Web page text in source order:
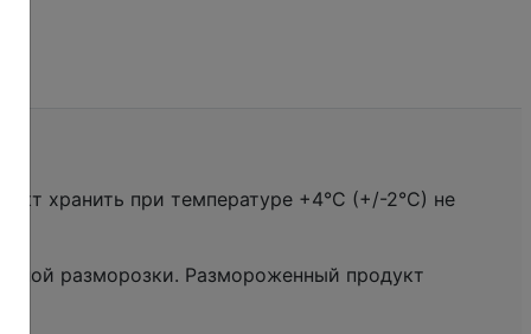
хранить при температуре +4°С (+/-2°С) не
разморозки. Размороженный продукт